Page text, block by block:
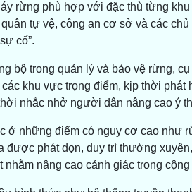
rừng phù hợp với đặc thù từng
tự vệ, công an cơ sở và các
cố”.
bộ trong quản lý và bảo vệ rừng,
khu vực trọng điểm, kịp thời phát
nhắc nhở người dân nâng cao ý
những điểm có nguy cơ cao như
phát dọn, duy trì thường
nâng cao cảnh giác trong cộng